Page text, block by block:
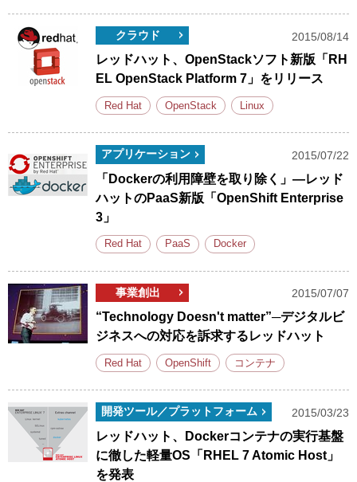
クラウド 2015/08/14
レッドハット、OpenStackソフト新版「RH
EL OpenStack Platform 7」をリリース
Red Hat OpenStack Linux
アプリケーション 2015/07/22
「Dockerの利用障壁を取り除く」―レッド
ハットのPaaS新版「OpenShift Enterprise
3」
Red Hat PaaS Docker
事業創出 2015/07/07
“Technology Doesn't matter”─デジタルビ
ジネスへの対応を訴求するレッドハット
Red Hat OpenShift コンテナ
開発ツール／プラットフォーム 2015/03/23
レッドハット、Dockerコンテナの実行基盤
に徹した軽量OS「RHEL 7 Atomic Host」
を発表